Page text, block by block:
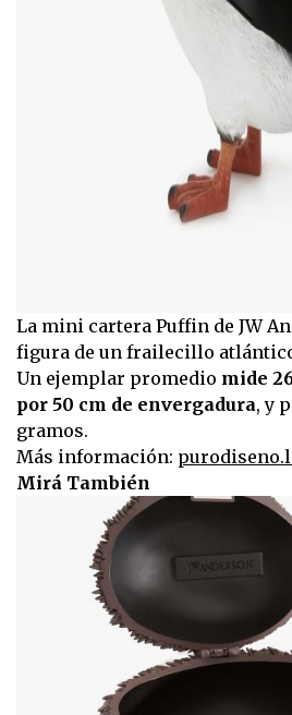
La mini cartera Puffin de JW
figura de un frailecillo
Un ejemplar promedio mide
por 50 cm de envergadura, y
gramos.
Más información:
Mirá También